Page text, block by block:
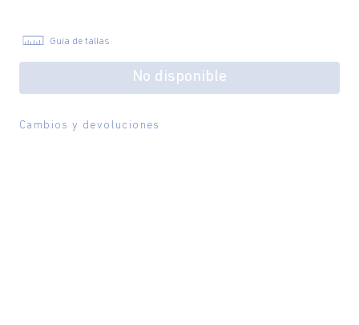
Guía de tallas
No disponible
Cambios y devoluciones